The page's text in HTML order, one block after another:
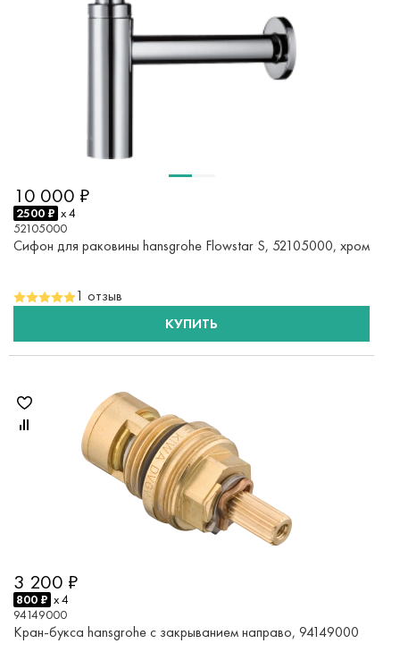
10 000 ₽
2500 ₽ x 4
52105000
Сифон для раковины hansgrohe Flowstar S, 52105000, хром
1 отзыв
КУПИТЬ
3 200 ₽
800 ₽ x 4
94149000
Кран-букса hansgrohe с закрыванием направо, 94149000